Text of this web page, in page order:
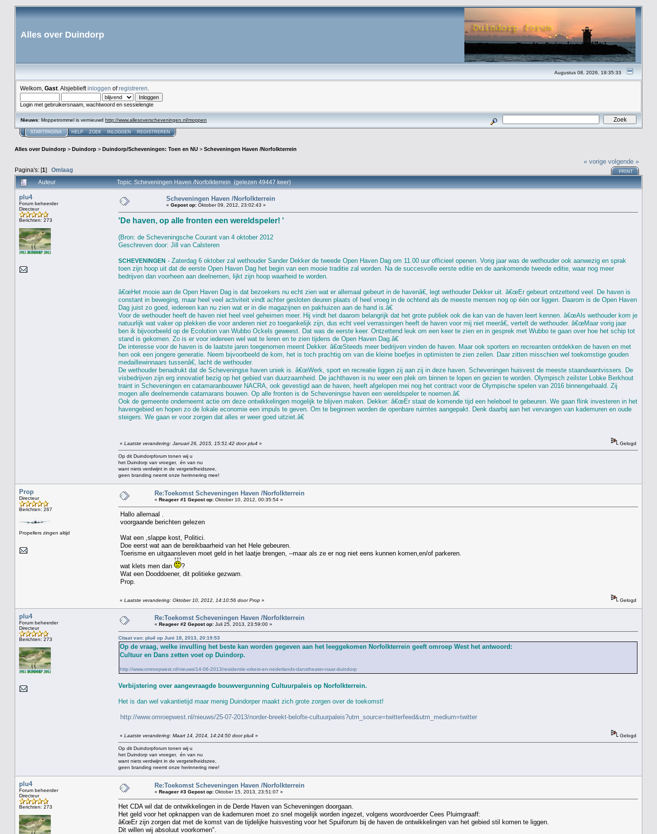
Alles over Duindorp
Augustus 08, 2026, 19:35:33
Welkom, Gast . Alsjeblieftinloggen ofregistreren
Login met gebruikersnaam, wachtwoord en sessielengte
Nieuws: Moppetrommel is vernieuwd http://www.allesoverscheveningen.nl/moppen
STARTPAGINA HELP ZOEK INLOGGEN REGISTREREN
Alles over Duindorp > Duindorp > Duindorp/Scheveningen: Toen en NU > Scheveningen Haven /Norfolkterrein
Pagina's: [1] Omlaag
« vorige volgende »
PRINT
Auteur Topic: Scheveningen Haven /Norfolkterrein (gelezen 49447 keer)
plu4
Forum beheerder
Directeur
Berichten: 273
Scheveningen Haven /Norfolkterrein
« Gepost op: Oktober 09, 2012, 23:02:43 »
'De haven, op alle fronten een wereldspeler! '
(Bron: de Scheveningsche Courant van 4 oktober 2012
Geschreven door: Jill van Calsteren
SCHEVENINGEN - Zaterdag 6 oktober zal wethouder Sander Dekker de tweede Open Haven Dag om 11.00 uur officieel openen. Vorig jaar was de wethouder ook aanwezig en sprak
toen zijn hoop uit dat de eerste Open Haven Dag het begin van een mooie traditie zal worden. Na de succesvolle eerste editie en de aankomende tweede editie, waar nog meer
bedrijven dan voorheen aan deelnemen, lijkt zijn hoop waarheid te worden.
â€œHet mooie aan de Open Haven Dag is dat bezoekers nu echt zien wat er allemaal gebeurt in de havenâ€, legt wethouder Dekker uit. â€œEr gebeurt ontzettend veel. De haven is
constant in beweging, maar heel veel activiteit vindt achter gesloten deuren plaats of heel vroeg in de ochtend als de meeste mensen nog op één oor liggen. Daarom is de Open Haven
Dag juist zo goed, iedereen kan nu zien wat er in die magazijnen en pakhuizen aan de hand is.â€
Voor de wethouder heeft de haven niet heel veel geheimen meer. Hij vindt het daarom belangrijk dat het grote publiek ook die kan van de haven leert kennen. â€œAls wethouder kom je
natuurlijk wat vaker op plekken die voor anderen niet zo toegankelijk zijn, dus echt veel verrassingen heeft de haven voor mij niet meerâ€, vertelt de wethouder. â€œMaar vorig jaar
ben ik bijvoorbeeld op de Ecolution van Wubbo Ockels geweest. Dat was de eerste keer. Ontzettend leuk om een keer te zien en in gesprek met Wubbo te gaan over hoe het schip tot
stand is gekomen. Zo is er voor iedereen wel wat te leren en te zien tijdens de Open Haven Dag.â€
De interesse voor de haven is de laatste jaren toegenomen meent Dekker. â€œSteeds meer bedrijven vinden de haven. Maar ook sporters en recreanten ontdekken de haven en met
hen ook een jongere generatie. Neem bijvoorbeeld de kom, het is toch prachtig om van die kleine boefjes in optimisten te zien zeilen. Daar zitten misschien wel toekomstige gouden
medaillewinnaars tussenâ€, lacht de wethouder.
De wethouder benadrukt dat de Scheveningse haven uniek is. â€œWerk, sport en recreatie liggen zij aan zij in deze haven. Scheveningen huisvest de meeste staandwantvissers. De
visbedrijven zijn erg innovatief bezig op het gebied van duurzaamheid. De jachthaven is nu weer een plek om binnen te lopen en gezien te worden. Olympisch zeilster Lobke Berkhout
traint in Scheveningen en catamaranbouwer NACRA, ook gevestigd aan de haven, heeft afgelopen mei nog het contract voor de Olympische spelen van 2016 binnengehaald. Zij
mogen alle deelnemende catamarans bouwen. Op alle fronten is de Scheveningse haven een wereldspeler te noemen.â€
Ook de gemeente onderneemt actie om deze ontwikkelingen mogelijk te blijven maken. Dekker: â€œEr staat de komende tijd een heleboel te gebeuren. We gaan flink investeren in het
havengebied en hopen zo de lokale economie een impuls te geven. Om te beginnen worden de openbare ruimtes aangepakt. Denk daarbij aan het vervangen van kademuren en oude
steigers. We gaan er voor zorgen dat alles er weer goed uitziet.â€
« Laatste verandering: Januari 26, 2015, 15:51:42 door plu4 » Gelogd
Op dit Duindorpforum tonen wij u
het Duindorp van vroeger, én van nu
want niets verdwijnt in de vergetelheidszee,
geen branding neemt onze herinnering mee!
Prop
Directeur
Berichten: 267
Propellers zingen altijd
Re:Toekomst Scheveningen Haven /Norfolkterrein
« Reageer #1 Gepost op: Oktober 10, 2012, 00:35:54 »
Hallo allemaal .
voorgaande berichten gelezen
Wat een ,slappe kost, Politici.
Doe eerst wat aan de bereikbaarheid van het Hele gebeuren.
Toerisme en uitgaansleven moet geld in het laatje brengen, --maar als ze er nog niet eens kunnen komen,en/of parkeren.
wat klets men dan
?
Wat een Dooddoener, dit politieke gezwam.
Prop.
« Laatste verandering: Oktober 10, 2012, 14:10:56 door Prop » Gelogd
plu4
Forum beheerder
Directeur
Berichten: 273
Re:Toekomst Scheveningen Haven /Norfolkterrein
« Reageer #2 Gepost op: Juli 25, 2013, 23:59:00 »
Citaat van: plu4 op Juni 18, 2013, 20:19:53
Op de vraag, welke invulling het beste kan worden gegeven aan het leeggekomen Norfolkterrein geeft omroep West het antwoord:
Cultuur en Dans zetten voet op Duindorp.
http://www.omroepwest.nl/nieuws/14-06-2013/residentie-orkest-en-nederlands-danstheater-naar-duindorp
Verbijstering over aangevraagde bouwvergunning Cultuurpaleis op Norfolkterrein.
Het is dan wel vakantietijd maar menig Duindorper maakt zich grote zorgen over de toekomst!
http://www.omroepwest.nl/nieuws/25-07-2013/norder-breekt-belofte-cultuurpaleis?utm_source=twitterfeed&utm_medium=twitter
« Laatste verandering: Maart 14, 2014, 14:24:50 door plu4 » Gelogd
Op dit Duindorpforum tonen wij u
het Duindorp van vroeger, én van nu
want niets verdwijnt in de vergetelheidszee,
geen branding neemt onze herinnering mee!
plu4
Forum beheerder
Directeur
Berichten: 273
Re:Toekomst Scheveningen Haven /Norfolkterrein
« Reageer #3 Gepost op: Oktober 15, 2013, 23:51:07 »
Het CDA wil dat de ontwikkelingen in de Derde Haven van Scheveningen doorgaan.
Het geld voor het opknappen van de kademuren moet zo snel mogelijk worden ingezet, volgens woordvoerder Cees Pluimgraaff:
â€œEr zijn zorgen dat met de komst van de tijdelijke huisvesting voor het Spuiforum bij de haven de ontwikkelingen van het gebied stil komen te liggen.
Dit willen wij absoluut voorkomen".